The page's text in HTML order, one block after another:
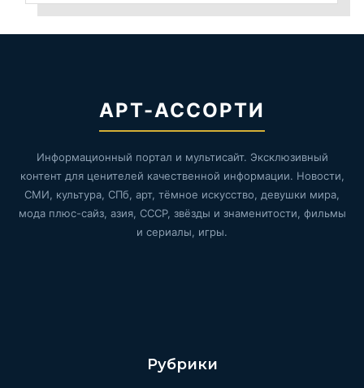
АРТ-АССОРТИ
Информационный портал и мультисайт. Эксклюзивный
контент для ценителей качественной информации. Новости,
СМИ, культура, СПб, арт, тёмное искусство, девушки мира,
мода плюс-сайз, азия, СССР, звёзды и знаменитости, фильмы
и сериалы, игры.
Рубрики